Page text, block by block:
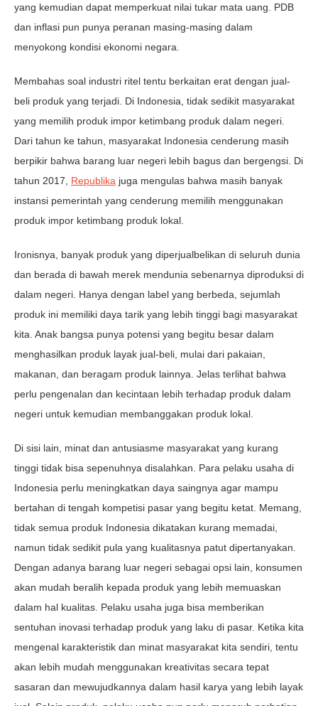
yang kemudian dapat memperkuat nilai tukar mata uang. PDB
dan inflasi pun punya peranan masing-masing dalam
menyokong kondisi ekonomi negara.
Membahas soal industri ritel tentu berkaitan erat dengan jual-
beli produk yang terjadi. Di Indonesia, tidak sedikit masyarakat
yang memilih produk impor ketimbang produk dalam negeri.
Dari tahun ke tahun, masyarakat Indonesia cenderung masih
berpikir bahwa barang luar negeri lebih bagus dan bergengsi. Di
tahun 2017, Republika juga mengulas bahwa masih banyak
instansi pemerintah yang cenderung memilih menggunakan
produk impor ketimbang produk lokal.
Ironisnya, banyak produk yang diperjualbelikan di seluruh dunia
dan berada di bawah merek mendunia sebenarnya diproduksi di
dalam negeri. Hanya dengan label yang berbeda, sejumlah
produk ini memiliki daya tarik yang lebih tinggi bagi masyarakat
kita. Anak bangsa punya potensi yang begitu besar dalam
menghasilkan produk layak jual-beli, mulai dari pakaian,
makanan, dan beragam produk lainnya. Jelas terlihat bahwa
perlu pengenalan dan kecintaan lebih terhadap produk dalam
negeri untuk kemudian membanggakan produk lokal.
Di sisi lain, minat dan antusiasme masyarakat yang kurang
tinggi tidak bisa sepenuhnya disalahkan. Para pelaku usaha di
Indonesia perlu meningkatkan daya saingnya agar mampu
bertahan di tengah kompetisi pasar yang begitu ketat. Memang,
tidak semua produk Indonesia dikatakan kurang memadai,
namun tidak sedikit pula yang kualitasnya patut dipertanyakan.
Dengan adanya barang luar negeri sebagai opsi lain, konsumen
akan mudah beralih kepada produk yang lebih memuaskan
dalam hal kualitas. Pelaku usaha juga bisa memberikan
sentuhan inovasi terhadap produk yang laku di pasar. Ketika kita
mengenal karakteristik dan minat masyarakat kita sendiri, tentu
akan lebih mudah menggunakan kreativitas secara tepat
sasaran dan mewujudkannya dalam hasil karya yang lebih layak